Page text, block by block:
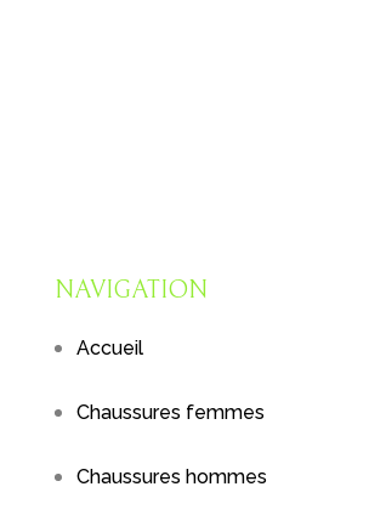
NAVIGATION
Accueil
Chaussures femmes
Chaussures hommes